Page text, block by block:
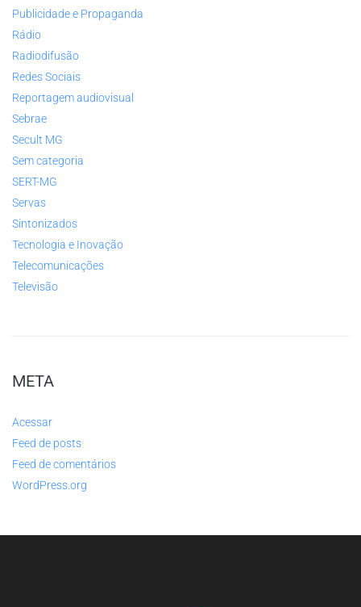
Publicidade e Propaganda
Rádio
Radiodifusão
Redes Sociais
Reportagem audiovisual
Sebrae
Secult MG
Sem categoria
SERT-MG
Servas
Sintonizados
Tecnologia e Inovação
Telecomunicações
Televisão
META
Acessar
Feed de posts
Feed de comentários
WordPress.org